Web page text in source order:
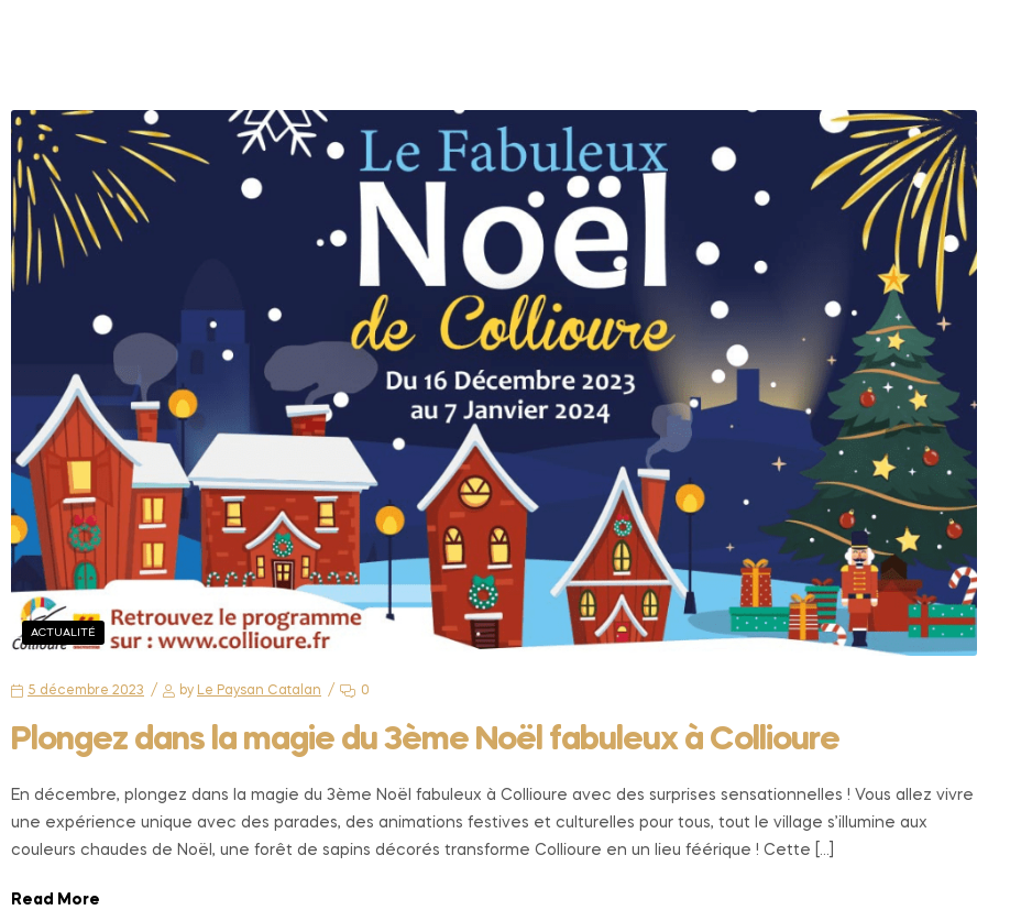
ACTUALITÉ
5 décembre 2023 by Le Paysan Catalan 0
Plongez dans la magie du 3ème Noël fabuleux à Collioure
En décembre, plongez dans la magie du 3ème Noël fabuleux à Collioure avec des surprises sensationnelles ! Vous allez vivre
une expérience unique avec des parades, des animations festives et culturelles pour tous, tout le village s’illumine aux
couleurs chaudes de Noël, une forêt de sapins décorés transforme Collioure en un lieu féérique ! Cette […]
Read More